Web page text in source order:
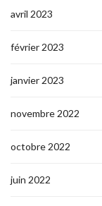
avril 2023
février 2023
janvier 2023
novembre 2022
octobre 2022
juin 2022